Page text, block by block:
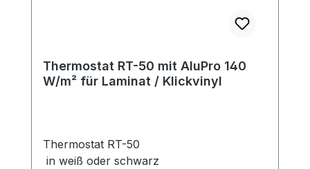
Thermostat RT-50 mit AluPro 140
W/m² für Laminat / Klickvinyl
Thermostat RT-50
in weiß oder schwarz